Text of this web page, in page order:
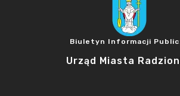
Biuletyn Informacji
Urząd Miasta